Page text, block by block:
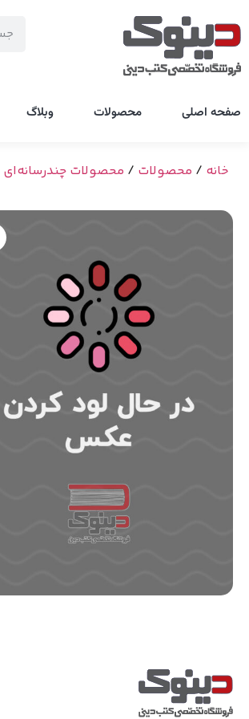
صفحه اصلی محصولات وبلاگ
خانه / محصولات / محصولات چندرسانه‌ای